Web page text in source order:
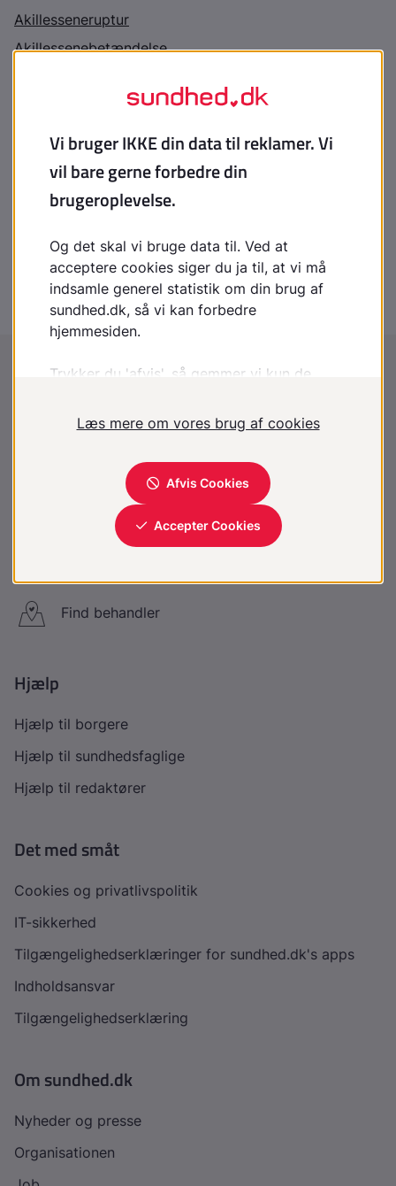
Akillesseneruptur
Akillessenebetændelse
Indhold leveret af
laegehaandbogen@dadl.dk
Patienthåndbogen
2100 København Ø
Disclaimer Patienthåndbogen